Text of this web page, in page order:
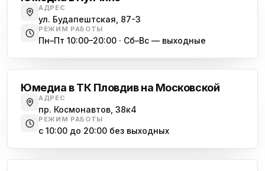
АДРЕС
ул. Будапештская, 87-3
РЕЖИМ РАБОТЫ
Пн–Пт 10:00–20:00 · Сб–Вс — выходные
Юмедиа в ТК Пловдив на Московской
АДРЕС
пр. Космонавтов, 38к4
РЕЖИМ РАБОТЫ
с 10:00 до 20:00 без выходных